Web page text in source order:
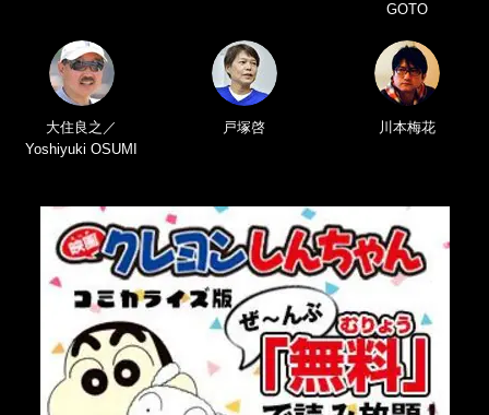
GOTO
大住良之／
Yoshiyuki OSUMI
戸塚啓 川本梅花